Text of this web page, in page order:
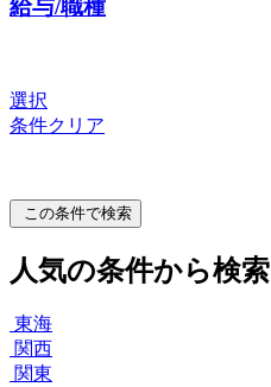
給与/職種
選択
条件クリア
この条件で検索
人気の条件から検索
東海
関西
関東